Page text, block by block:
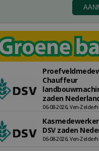
Chauffeur
zaden
06-08-2026, Ven-
DSV zaden
06-08-2026, Ven-